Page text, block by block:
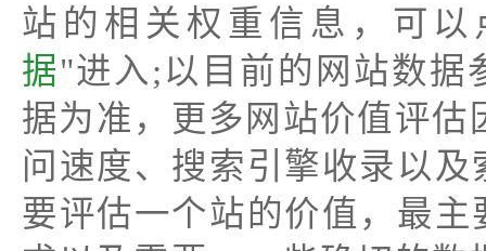
站的相关权重信息，可以
据"进入;以目前的网站数据
据为准，更多网站价值评
问速度、搜索引擎收录以
要评估一个站的价值，最